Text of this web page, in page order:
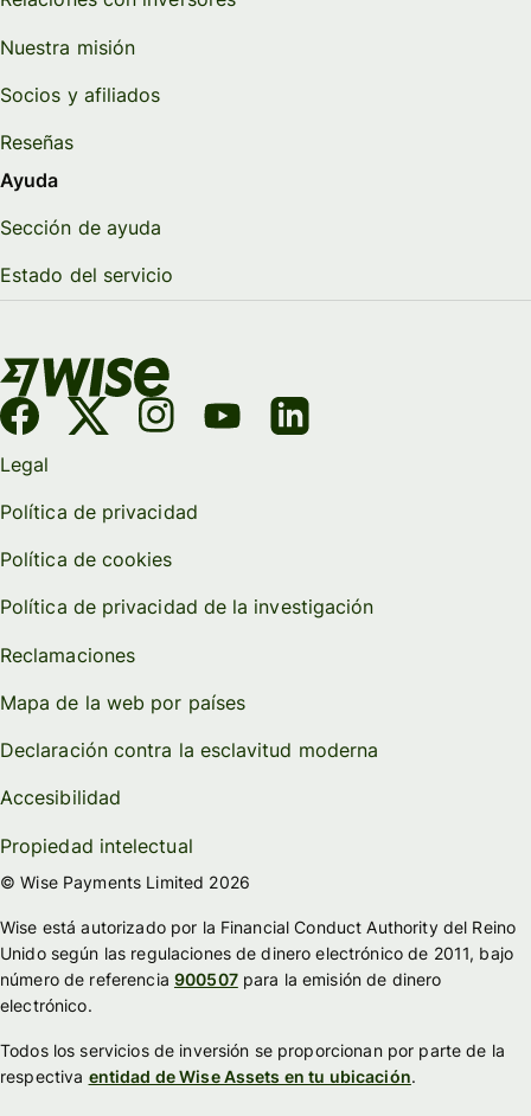
Nuestra misión
Socios y afiliados
Reseñas
Ayuda
Sección de ayuda
Estado del servicio
Legal
Política de privacidad
Política de cookies
Política de privacidad de la investigación
Reclamaciones
Mapa de la web por países
Declaración contra la esclavitud moderna
Accesibilidad
Propiedad intelectual
© Wise Payments Limited 2026
Wise está autorizado por la Financial Conduct Authority del Reino
Unido según las regulaciones de dinero electrónico de 2011, bajo
número de referencia 900507para la emisión de dinero
electrónico.
Todos los servicios de inversión se proporcionan por parte de la
respectiva entidad de Wise Assets en tu ubicación.